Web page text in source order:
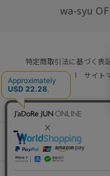
wa-syu
特定商取引法に基づく表
ご利用規約
サイト
© JUN
店舗在庫
をみる